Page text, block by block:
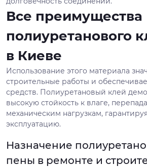
Все преимущества
полиуретанового
в Киеве
Использование этого материала
строительные работы и
средств. Полиуретановый клей
высокую стойкость к влаге,
механическим нагрузкам,
эксплуатацию.
Назначение
пены в ремонте и